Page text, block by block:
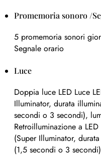
Promemoria sonoro /
5 promemoria sonori
Segnale orario
Luce
Doppia luce LED Luce
Illuminator, durata
secondi o 3 secondi),
Retroilluminazione a
(Super Illuminator,
(1,5 secondi o 3